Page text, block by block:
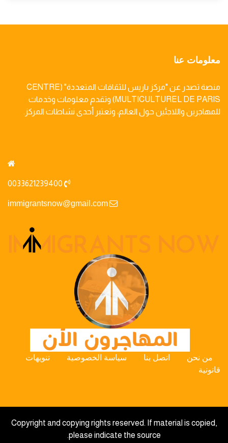
معلومات عنا
منصة تصدر عن "مركز باريس للثقافات المتعددة" (CENTRE
MULTICULTUREL DE PARIS) وتقدم معلومات وخدمات
للمهاجرين واللاجئين حول العالم، وتعتبر أحدى نشاطات المركز.
immigrantsnow@gmail.com
من نحن اتصل بنا سياسة الخصوصية
تنويهات
قانونية
Copyright and copying rights reserved. If material is copied,
please indicate the source.